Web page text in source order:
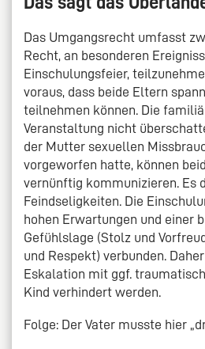
Das Umgangsrecht umfasst
Recht, an besonderen
Einschulungsfeier,
voraus, dass beide Eltern
teilnehmen können. Die
Veranstaltung nicht
der Mutter sexuellen
vorgeworfen hatte, können
vernünftig kommunizieren. Es
Feindseligkeiten. Die
hohen Erwartungen und einer
Gefühlslage (Stolz und
und Respekt) verbunden.
Eskalation mit ggf.
Kind verhindert werden.
Folge: Der Vater musste hier